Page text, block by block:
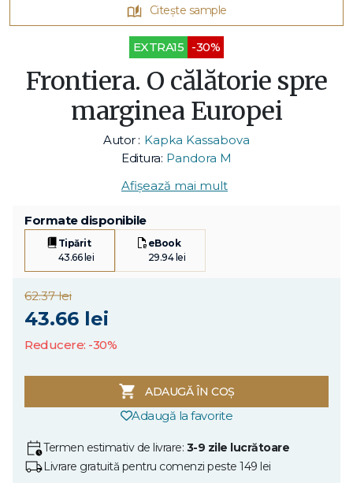
Citește sample
EXTRA15 -30%
Frontiera. O călătorie spre
marginea Europei
Autor : Kapka Kassabova
Editura: Pandora M
Afișează mai mult
Formate disponibile
Tipărit
43.66 lei
eBook
29.94 lei
62.37 lei
43.66 lei
Reducere: -30%
ADAUGĂ ÎN COȘ
Adaugă la favorite
Termen estimativ de livrare: 3-9 zile lucrătoare
Livrare gratuită pentru comenzi peste 149 lei